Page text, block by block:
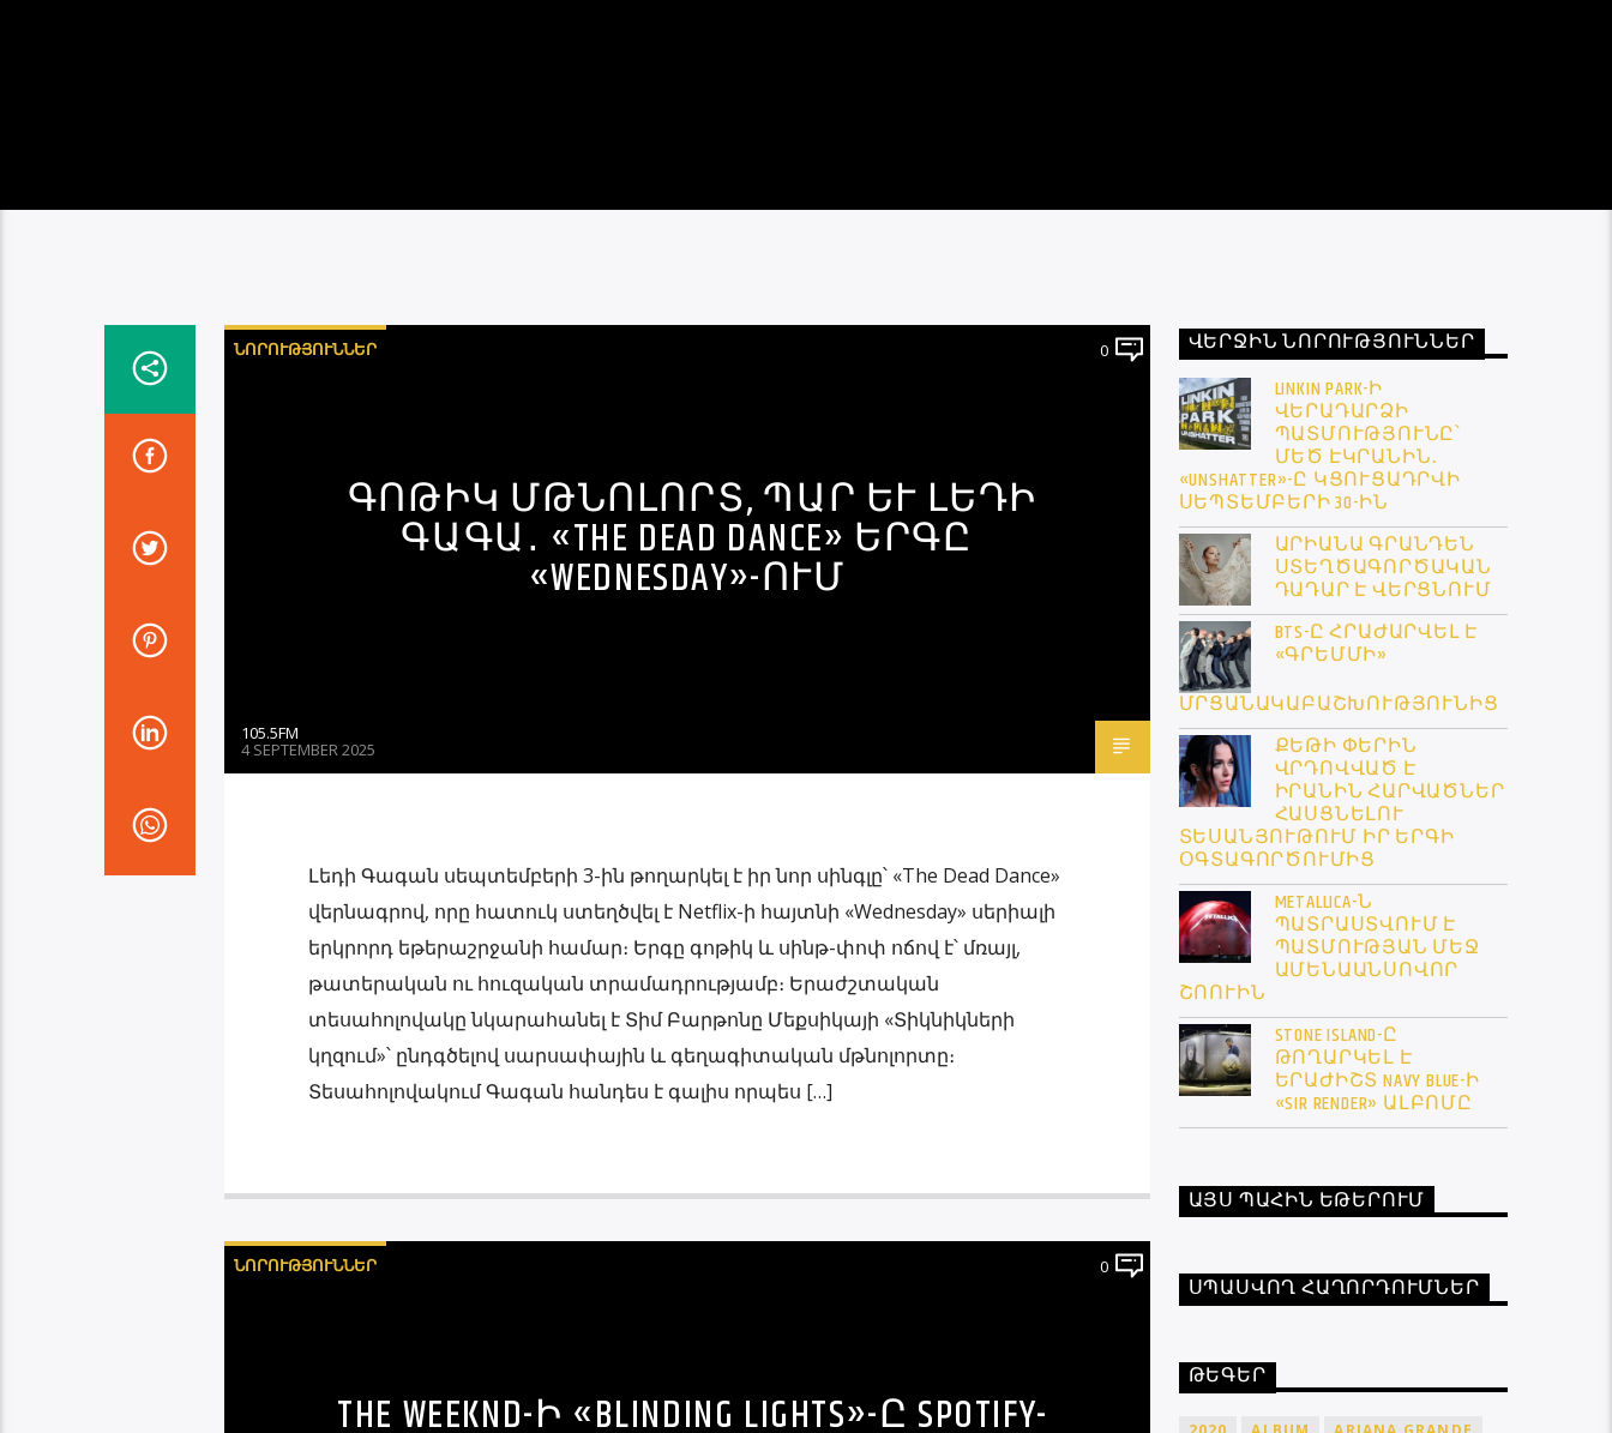
ՆՈՐՈՒԹՅՈՒՆՆԵՐ 0
ԳՈԹԻԿ ՄԹՆՈԼՈՐՏ, ՊԱՐ ԵՒ ԼԵԴԻ Գ
ԱԳԱ․ «THE DEAD DANCE» ԵՐԳԸ «
WEDNESDAY»-ՈՒՄ
105.5FM
4 SEPTEMBER 2025
Լեդի Գագան սեպտեմբերի 3-ին թողարկել է իր նոր սինգլը՝ «The Dead Dance»
վերնագրով, որը հատուկ ստեղծվել է Netflix-ի հայտնի «Wednesday» սերիալի
երկրորդ եթերաշրջանի համար։ Երգը գոթիկ և սինթ-փոփ ոճով է՝ մռայլ,
թատերական ու հուզական տրամադրությամբ։ Երաժշտական
տեսահոլովակը նկարահանել է Տիմ Բարթոնը Մեքսիկայի «Տիկնիկների
կղզում»՝ ընդգծելով սարսափային և գեղագիտական մթնոլորտը։
Տեսահոլովակում Գագան հանդես է գալիս որպես […]
ՆՈՐՈՒԹՅՈՒՆՆԵՐ 0
THE WEEKND-Ի «BLINDING LIGHTS»-Ը SPOTIFY-
ՎԵՐՋԻՆ ՆՈՐՈՒԹՅՈՒՆՆԵՐ
LINKIN PARK-Ի
ՎԵՐԱԴԱՐՁԻ
ՊԱՏՄՈՒԹՅՈՒՆԸ՝
ՄԵԾ ԷԿՐԱՆԻՆ․
«UNSHATTER»-Ը ԿՑՈՒՑԱԴՐՎԻ
ՍԵՊՏԵՄԲԵՐԻ 30-ԻՆ
ԱՐԻԱՆԱ ԳՐԱՆԴԵՆ
ՍՏԵՂԾԱԳՈՐԾԱԿԱՆ
ԴԱԴԱՐ Է ՎԵՐՑՆՈՒՄ
BTS-Ը ՀՐԱԺԱՐՎԵԼ Է
«ԳՐԵՄՄԻ»
ՄՐՑԱՆԱԿԱԲԱՇԽՈՒԹՅՈՒՆԻՑ
ՔԵԹԻ ՓԵՐԻՆ
ՎՐԴՈՎՎԱԾ Է
ԻՐԱՆԻՆ ՀԱՐՎԱԾՆԵՐ
ՀԱՍՑՆԵԼՈՒ
ՏԵՍԱՆՅՈՒԹՈՒՄ ԻՐ ԵՐԳԻ
ՕԳՏԱԳՈՐԾՈՒՄԻՑ
METALLICA-Ն
ՊԱՏՐԱՍՏՎՈՒՄ Է
ՊԱՏՄՈՒԹՅԱՆ ՄԵՋ
ԱՄԵՆԱԱՆՍՈՎՈՐ
ՇՈՈՒԻՆ
STONE ISLAND-Ը
ԹՈՂԱՐԿԵԼ Է
ԵՐԱԺԻՇՏ NAVY BLUE-Ի
«SIR RENDER» ԱԼԲՈՄԸ
ԱՅՍ ՊԱՀԻՆ ԵԹԵՐՈՒՄ
ՍՊԱՍՎՈՂ ՀԱՂՈՐԴՈՒՄՆԵՐ
ԹԵԳԵՐ